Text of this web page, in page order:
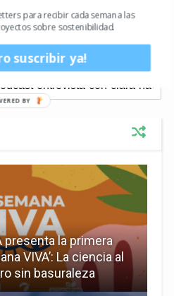
68 Portada 181
presenta la primera
VIVA’: La ciencia al
sin basuraleza
para recibir cada semana las
sobre sostenibilidad.
suscribir ya!
BY